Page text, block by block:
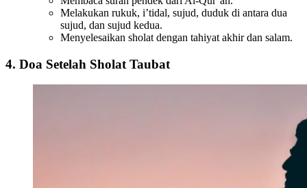
Melakukan rukuk, i’tidal, sujud, duduk di antara dua
sujud, dan sujud kedua.
Menyelesaikan sholat dengan tahiyat akhir dan salam.
4. Doa Setelah Sholat Taubat